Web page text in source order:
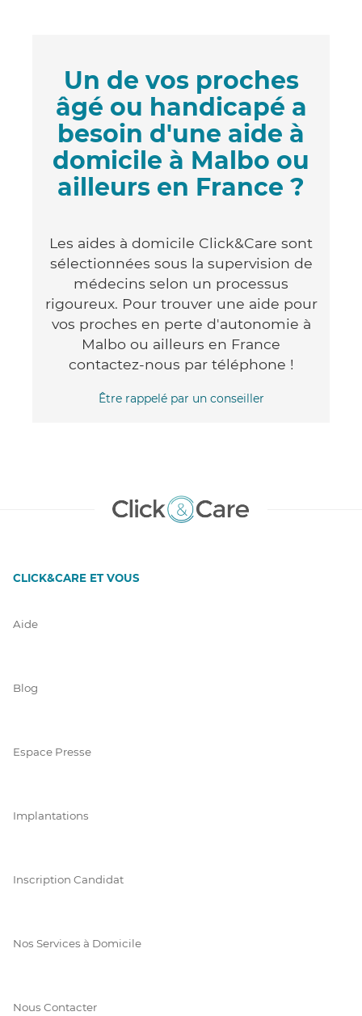
Un de vos proches
âgé ou handicapé a
besoin d'une aide à
domicile à Malbo ou
ailleurs en France ?
Les aides à domicile Click&Care sont
sélectionnées sous la supervision de
médecins selon un processus
rigoureux. Pour trouver une aide pour
vos proches en perte d'autonomie à
Malbo ou ailleurs en France
contactez-nous par téléphone !
Être rappelé par un conseiller
CLICK&CARE ET VOUS
Aide
Blog
Espace Presse
Implantations
Inscription Candidat
Nos Services à Domicile
Nous Contacter